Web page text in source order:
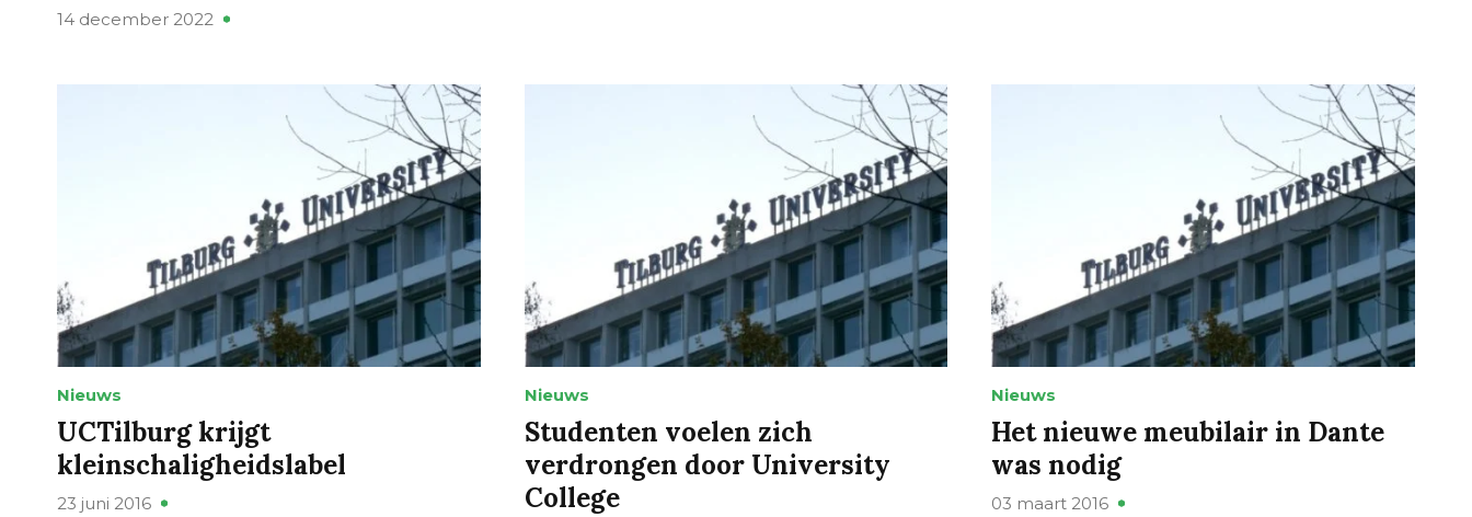
14 december 2022
Nieuws
UCTilburg krijgt
kleinschaligheidslabel
23 juni 2016
Nieuws
Studenten voelen zich
verdrongen door University
College
Nieuws
Het nieuwe meubilair in Dante
was nodig
03 maart 2016